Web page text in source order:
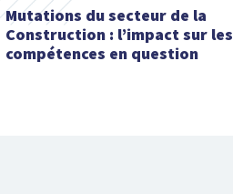
Mutations du secteur de la
Construction : l’impact sur les
compétences en question